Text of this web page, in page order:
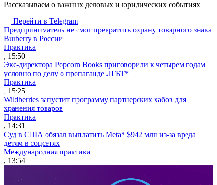
Рассказываем о важных деловых и юридических событиях.
Перейти в Telegram
Предприниматель не смог прекратить охрану товарного знака
Burberry в России
Практика
, 15:50
Экс-директора Popcorn Books приговорили к четырем годам
условно по делу о пропаганде ЛГБТ*
Практика
, 15:25
Wildberries запустит программу партнерских хабов для
хранения товаров
Практика
, 14:31
Суд в США обязал выплатить Meta* $942 млн из-за вреда
детям в соцсетях
Международная практика
, 13:54